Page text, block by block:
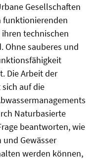
Gesellschaften
funktionierenden
technischen
Ohne sauberes und
Die Arbeit der
auf die
Naturbasierte
beantworten, wie
Gewässer
werden können,